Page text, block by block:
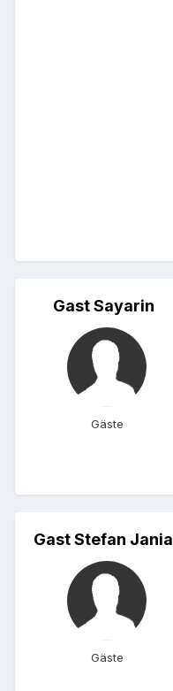
Gast Sayarin
Gäste
Gast Stefan Jania
Gäste